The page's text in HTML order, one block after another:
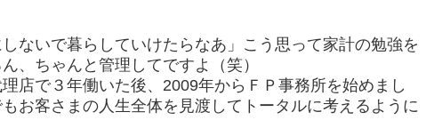
しないで暮らしていけたらなあ」こう思って家計の勉強を
、ちゃんと管理してですよ（笑）
店で３年働いた後、2009年からＦＰ事務所を始めまし
お客さまの人生全体を見渡してトータルに考えるように